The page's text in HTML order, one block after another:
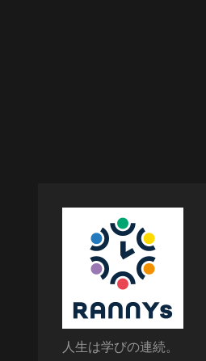
人生は学びの連続。